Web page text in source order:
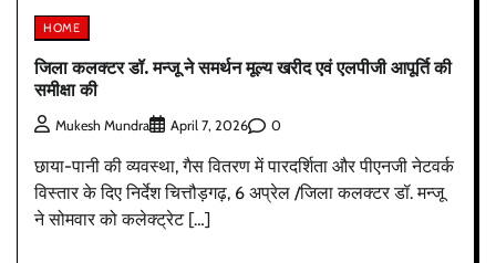
HOME
जिला कलक्टर डॉ. मन्जू ने समर्थन मूल्य खरीद एवं एलपीजी आपूर्ति की
समीक्षा की
Mukesh Mundra April 7, 2026 0
छाया-पानी की व्यवस्था, गैस वितरण में पारदर्शिता और पीएनजी नेटवर्क
विस्तार के दिए निर्देश चित्तौड़गढ़, 6 अप्रेल /जिला कलक्टर डॉ. मन्जू
ने सोमवार को कलेक्ट्रेट […]